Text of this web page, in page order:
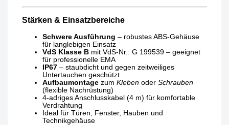
Stärken & Einsatzbereiche
Schwere Ausführung – robustes ABS-Gehäuse
für langlebigen Einsatz
VdS Klasse Bmit VdS-Nr.: G 199539 – geeignet
für professionelle EMA
IP67– staubdicht und gegen zeitweiliges
Untertauchen geschützt
Aufbaumontagezum Klebenoder Schrauben
(flexible Nachrüstung)
4-adriges Anschlusskabel (4 m) für komfortable
Verdrahtung
Ideal für Türen, Fenster, Hauben und
Technikgehäuse